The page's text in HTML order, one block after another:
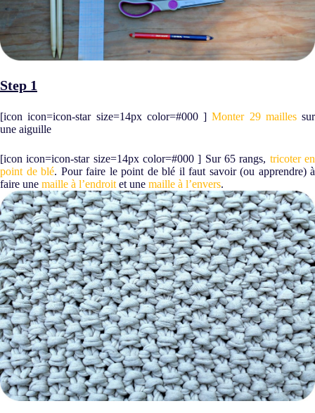
Step 1
[icon icon=icon-star size=14px color=#000 ]Monter 29 maillessur
une aiguille
[icon icon=icon-star size=14px color=#000 ] Sur 65 rangs, tricoter en
point de blé. Pour faire le point de blé il faut savoir (ou apprendre) à
faire une maille à l’endroitet une maille à l’envers.